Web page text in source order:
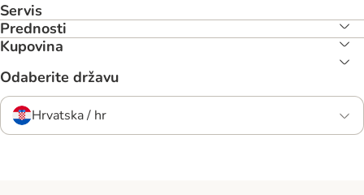
Servis
Prednosti
Kupovina
Odaberite državu
Hrvatska / hr